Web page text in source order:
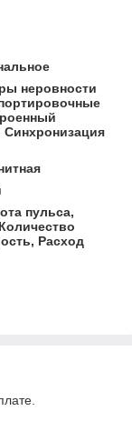
неровности
Синхронизация
пульса,
Расход